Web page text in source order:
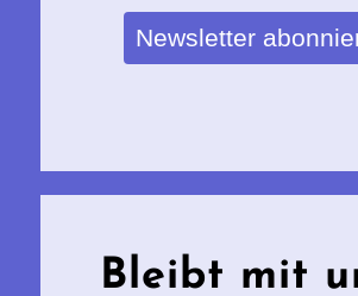
Newsletter
Bleibt mit